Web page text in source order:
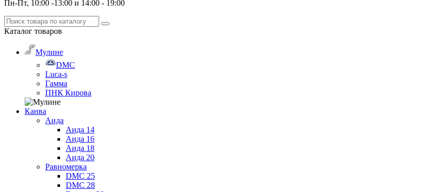
Пн-Пт, 10:00 -13:00 и 14:00 - 19:00
Каталог товаров
Мулине
DMC
Luca-s
Гамма
ПНК Кирова
Канва
Аида
Аида 14
Аида 16
Аида 18
Аида 20
Равномерка
DMC 25
DMC 28